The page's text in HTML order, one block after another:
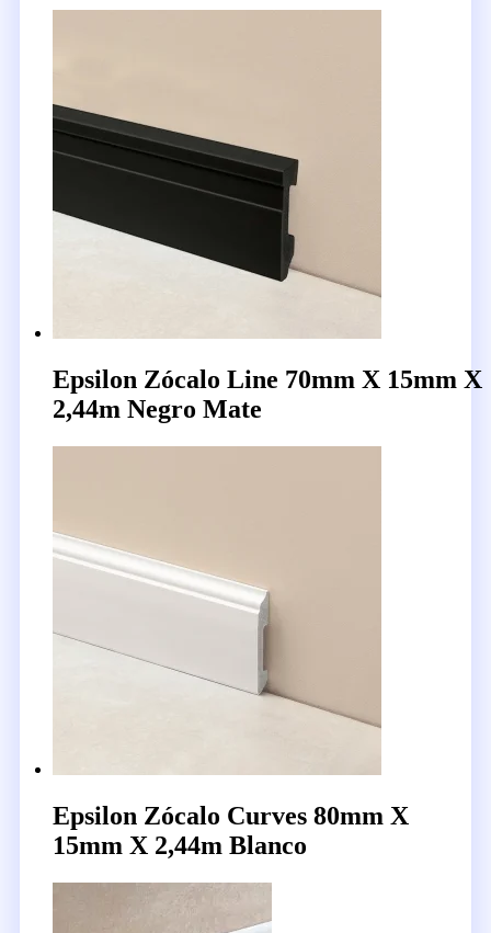
Epsilon Zócalo Line 70mm X 15mm X
2,44m Negro Mate
Epsilon Zócalo Curves 80mm X
15mm X 2,44m Blanco